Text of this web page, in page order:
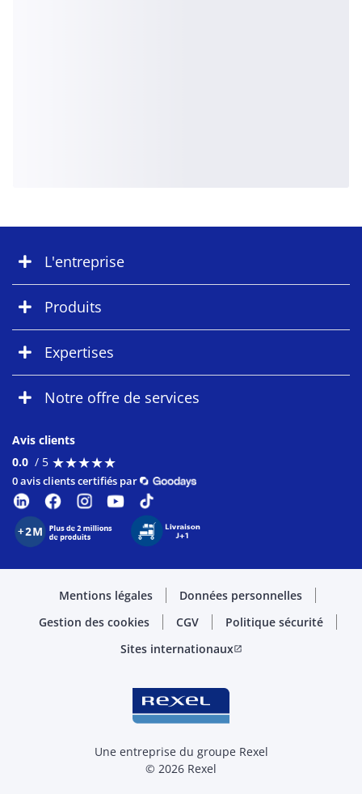
L'entreprise
Produits
Expertises
Notre offre de services
Avis clients
0.0 / 5 ★★★★★
★★★★★
0 avis clients certifiés par
Mentions légales
Données personnelles
Gestion des cookies
CGV
Politique sécurité
Sites internationauxopen_in_new
Une entreprise du groupe Rexel
© 2026 Rexel